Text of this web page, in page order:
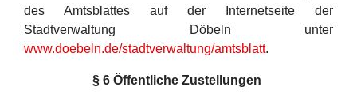
des Amtsblattes auf der Internetseite der
Stadtverwaltung Döbeln unter
www.doebeln.de/stadtverwaltung/amtsblatt.
§ 6 Öffentliche Zustellungen